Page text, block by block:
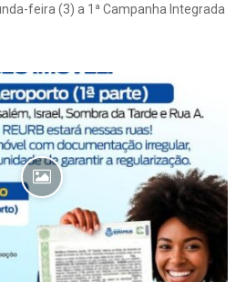
feira (3) a 1ª Campanha Integrada